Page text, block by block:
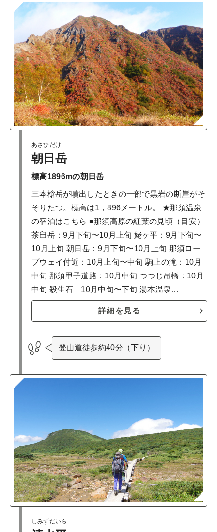
あさひだけ
朝日岳
標高1896mの朝日岳
三本槍岳が噴出したときの一部で黒岩の断崖がそ
そりたつ。標高は1，896メートル。 ★那須温泉
の宿泊はこちら ■那須高原の紅葉の見頃（目安）
茶臼岳：9月下旬〜10月上旬 姥ヶ平：9月下旬〜
10月上旬 朝日岳：9月下旬〜10月上旬 那須ロー
プウェイ付近：10月上旬〜中旬 駒止の滝：10月
中旬 那須甲子道路：10月中旬 つつじ吊橋：10月
中旬 殺生石：10月中旬〜下旬 湯本温泉…
詳細を見る
登山道徒歩約40分（下り）
しみずだいら